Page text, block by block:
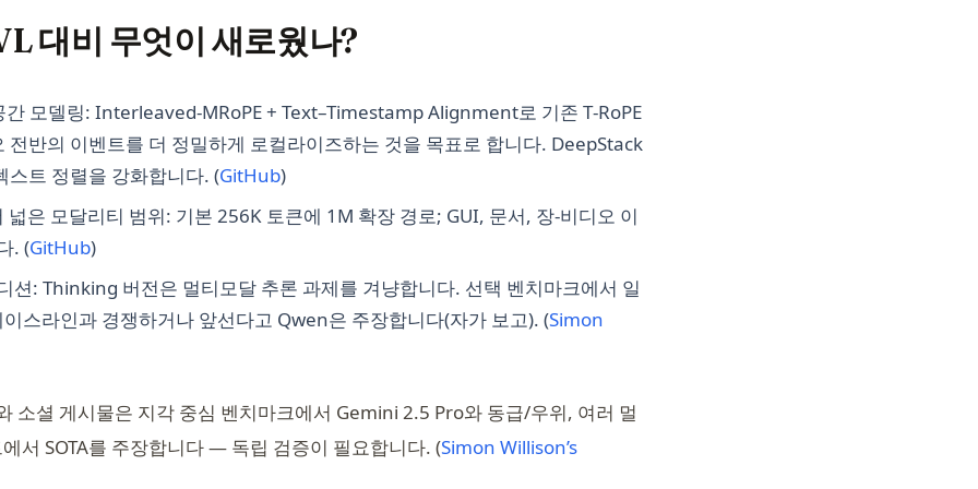
대비 무엇이 새로웠나?
모델링: Interleaved‑MRoPE + Text–Timestamp Alignment로 기존 T‑RoPE
전반의 이벤트를 더 정밀하게 로컬라이즈하는 것을 목표로 합니다. DeepStack
스트 정렬을 강화합니다. (GitHub(opens in a new tab)
)
넓은 모달리티 범위: 기본 256K 토큰에 1M 확장 경로; GUI, 문서, 장‑비디오 이
. (GitHub(opens in a new tab)
)
션: Thinking 버전은 멀티모달 추론 과제를 겨냥합니다. 선택 벤치마크에서 일
스라인과 경쟁하거나 앞선다고 Qwen은 주장합니다(자가 보고). (Simon
소셜 게시물은 지각 중심 벤치마크에서 Gemini 2.5 Pro와 동급/우위, 여러 멀
서 SOTA를 주장합니다 — 독립 검증이 필요합니다. (Simon Willison’s